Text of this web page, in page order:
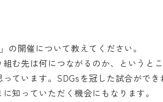
の開催について教えてください。
む先は何につながるのか、というと
ています。SDGsを冠した試合がで
知っていただく機会にもなります。